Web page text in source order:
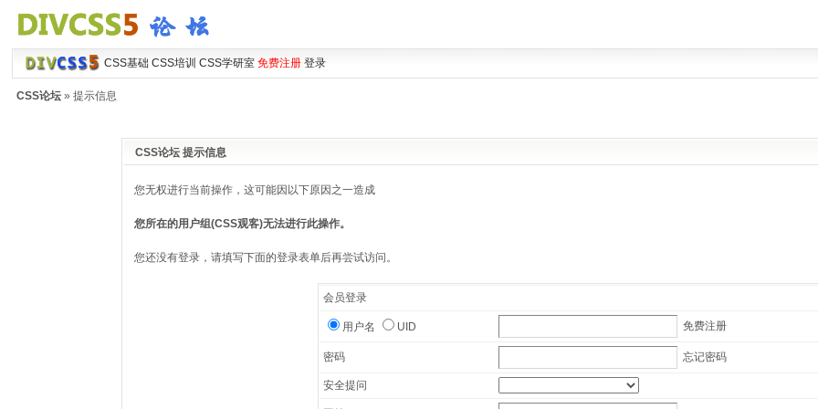
CSS基础 CSS培训 CSS学研室 免费注册 登录
CSS论坛 » 提示信息
CSS论坛 提示信息
您无权进行当前操作，这可能因以下原因之一造成
您所在的用户组(CSS观客)无法进行此操作。
您还没有登录，请填写下面的登录表单后再尝试访问。
会员登录
用户名 UID 免费注册
密码 忘记密码
安全提问